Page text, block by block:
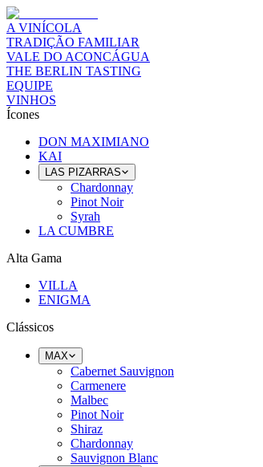
A VINÍCOLA
TRADIÇÃO FAMILIAR
VALE DO ACONCÁGUA
THE BERLIN TASTING
EQUIPE
VINHOS
Ícones
DON MAXIMIANO
KAI
LAS PIZARRAS
Chardonnay
Pinot Noir
Syrah
LA CUMBRE
Alta Gama
VILLA
ENIGMA
Clássicos
MAX
Cabernet Sauvignon
Carmenere
Malbec
Pinot Noir
Shiraz
Chardonnay
Sauvignon Blanc